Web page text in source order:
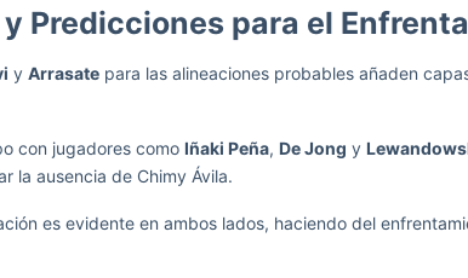
Predicciones para el
y Arrasate para las alineaciones probables añaden
con jugadores como Iñaki Peña, De Jong y
la ausencia de Chimy Ávila.
es evidente en ambos lados, haciendo del